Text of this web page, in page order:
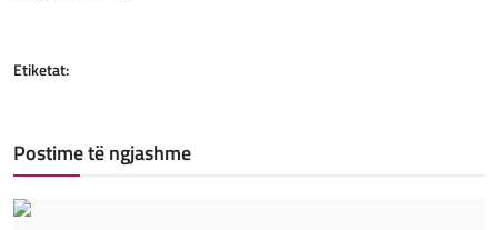
Etiketat:
Postime të ngjashme